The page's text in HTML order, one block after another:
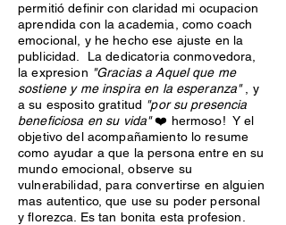
permitió definir con claridad mi ocupacion
aprendida con la academia, como coach
emocional, y he hecho ese ajuste en la
publicidad. La dedicatoria conmovedora,
la expresion "Gracias a Aquel que me
sostiene y me inspira en la esperanza", y
a su esposito gratitud "por su presencia
beneficiosa en su vida"❤️ hermoso! Y el
objetivo del acompañamiento lo resume
como ayudar a que la persona entre en su
mundo emocional, observe su
vulnerabilidad, para convertirse en alguien
mas autentico, que use su poder personal
y florezca. Es tan bonita esta profesion.